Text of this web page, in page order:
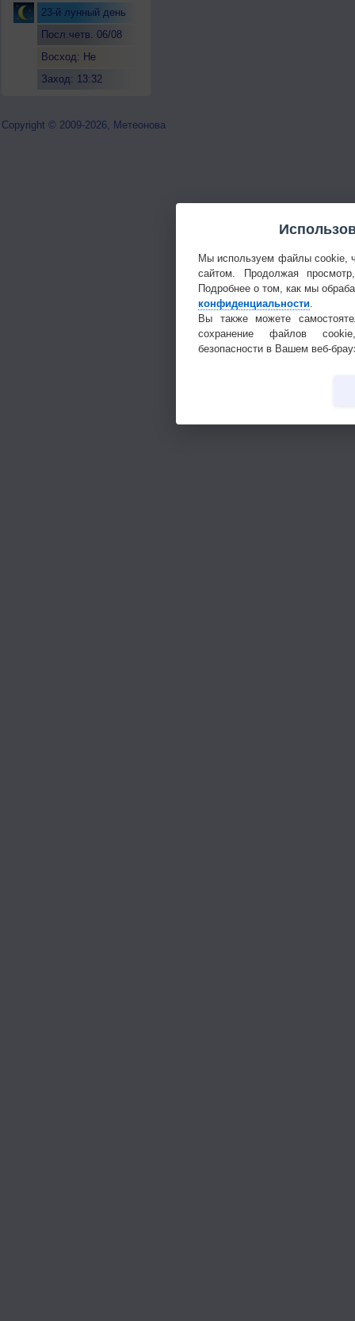
23-й лунный день
Посл.четв. 06/08
Восход: Не
Заход: 13:32
Copyright © 2009-2026, Метеонова
Мы используем файлы cookie,
сайтом. Продолжая
Подробнее о том, как мы
конфиденциальности
Вы также можете
сохранение файлов
безопасности в Вашем веб-